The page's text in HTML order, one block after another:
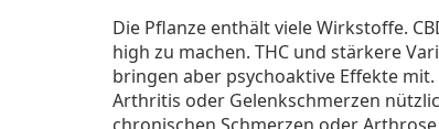
Die Pflanze enthält viele Wirkstoffe.
high zu machen. THC und stärkere
bringen aber psychoaktive Effekte
Arthritis oder Gelenkschmerzen